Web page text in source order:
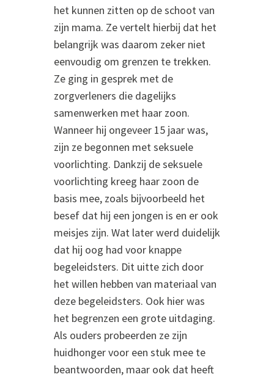
het kunnen zitten op de schoot van
zijn mama. Ze vertelt hierbij dat het
belangrijk was daarom zeker niet
eenvoudig om grenzen te trekken.
Ze ging in gesprek met de
zorgverleners die dagelijks
samenwerken met haar zoon.
Wanneer hij ongeveer 15 jaar was,
zijn ze begonnen met seksuele
voorlichting. Dankzij de seksuele
voorlichting kreeg haar zoon de
basis mee, zoals bijvoorbeeld het
besef dat hij een jongen is en er ook
meisjes zijn. Wat later werd duidelijk
dat hij oog had voor knappe
begeleidsters. Dit uitte zich door
het willen hebben van materiaal van
deze begeleidsters. Ook hier was
het begrenzen een grote uitdaging.
Als ouders probeerden ze zijn
huidhonger voor een stuk mee te
beantwoorden, maar ook dat heeft